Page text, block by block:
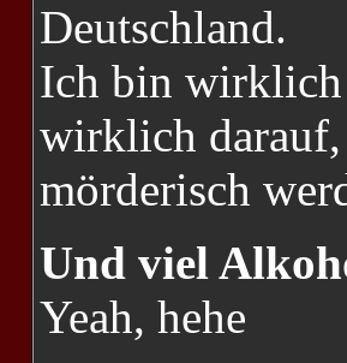
Deutschland.
Ich bin wirklich
wirklich
mörderisch
Und viel
Yeah, hehe